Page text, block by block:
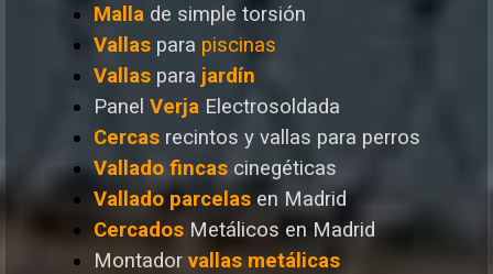
Malla de simple torsión
Vallas para piscinas
Vallas para jardín
Panel Verja Electrosoldada
Cercas recintos y vallas para perros
Vallado fincas cinegéticas
Vallado parcelas en Madrid
Cercados Metálicos en Madrid
Montador vallas metálicas